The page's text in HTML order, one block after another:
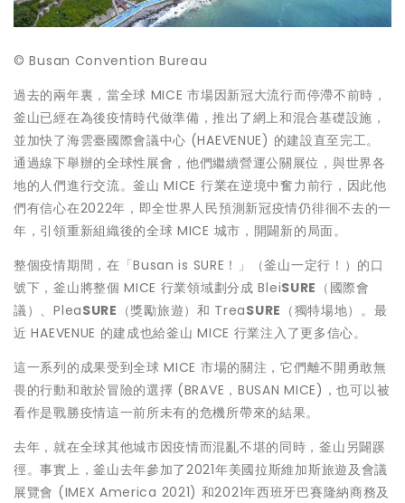
© Busan Convention Bureau
過去的兩年裏，當全球 MICE 市場因新冠大流行而停滯不前時，
釜山已經在為後疫情時代做準備，推出了網上和混合基礎設施，
並加快了海雲臺國際會議中心 (HAEVENUE) 的建設直至完工。
通過線下舉辦的全球性展會，他們繼續營運公關展位，與世界各
地的人們進行交流。釜山 MICE 行業在逆境中奮力前行，因此他
們有信心在2022年，即全世界人民預測新冠疫情仍徘徊不去的一
年，引領重新組織後的全球 MICE 城市，開闢新的局面。
整個疫情期間，在「Busan is SURE！」（釜山一定行！）的口
號下，釜山將整個 MICE 行業領域劃分成 BleiSURE （國際會
議）、PleaSURE （獎勵旅遊）和 TreaSURE （獨特場地）。最
近 HAEVENUE 的建成也給釜山 MICE 行業注入了更多信心。
這一系列的成果受到全球 MICE 市場的關注，它們離不開勇敢無
畏的行動和敢於冒險的選擇 (BRAVE，BUSAN MICE)，也可以被
看作是戰勝疫情這一前所未有的危機所帶來的結果。
去年，就在全球其他城市因疫情而混亂不堪的同時，釜山另闢蹊
徑。事實上，釜山去年參加了2021年美國拉斯維加斯旅遊及會議
展覽會 (IMEX America 2021) 和2021年西班牙巴賽隆納商務及